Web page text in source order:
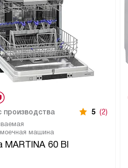
машина
MARTINA 60 BI
производства 5 (2)